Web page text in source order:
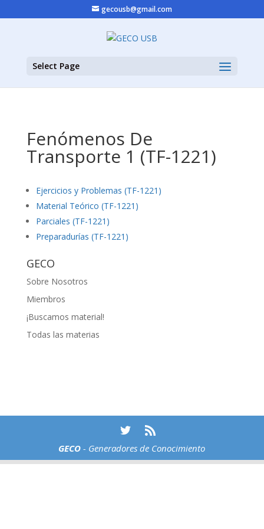
gecousb@gmail.com
Select Page
Fenómenos De
Transporte 1 (TF-1221)
Ejercicios y Problemas (TF-1221)
Material Teórico (TF-1221)
Parciales (TF-1221)
Preparadurías (TF-1221)
GECO
Sobre Nosotros
Miembros
¡Buscamos material!
Todas las materias
GECO - Generadores de Conocimiento